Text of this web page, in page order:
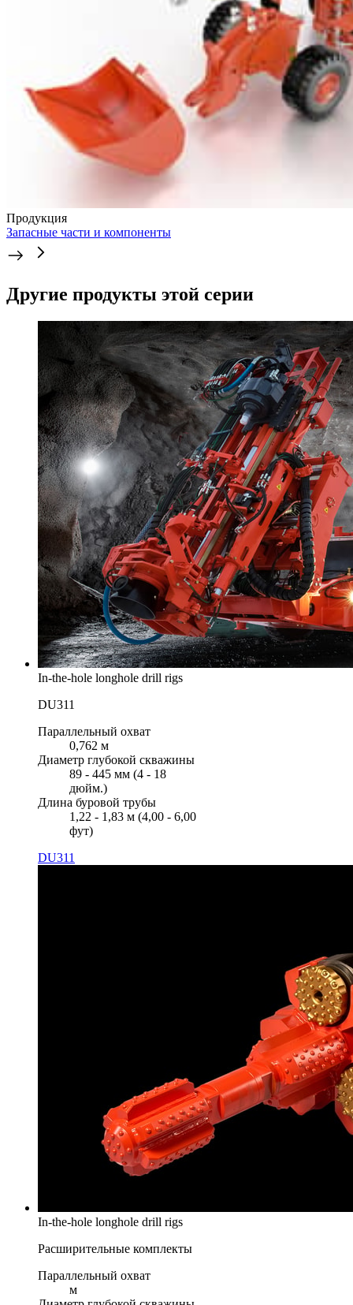
Продукция
Запасные части и компоненты
Другие продукты этой серии
In-the-hole longhole drill rigs
DU311
Параллельный охват
0,762 м
Диаметр глубокой скважины
89 - 445 мм (4 - 18
дюйм.)
Длина буровой трубы
1,22 - 1,83 м (4,00 - 6,00
фут)
DU311
In-the-hole longhole drill rigs
Расширительные комплекты
Параллельный охват
м